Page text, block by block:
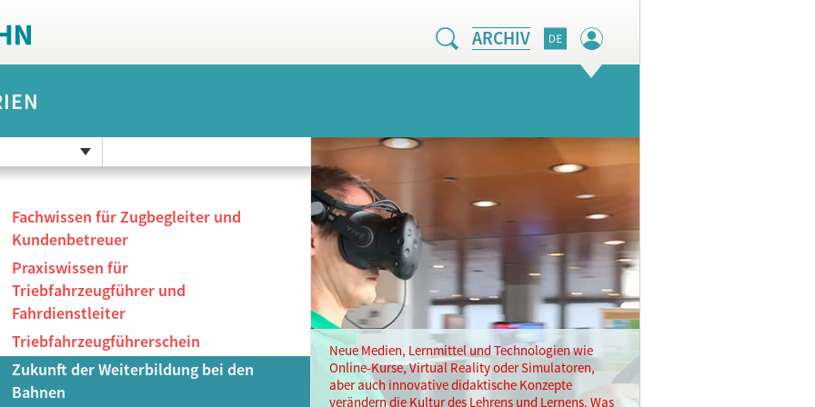
ARCHIV
Fachwissen für Zugbegleiter und
Kundenbetreuer
Praxiswissen für
Triebfahrzeugführer und
Fahrdienstleiter
Triebfahrzeugführerschein
Zukunft der Weiterbildung bei den
Bahnen
Neue Medien, Lernmittel und Technologien wie
Online-Kurse, Virtual Reality oder Simulatoren,
aber auch innovative didaktische Konzepte
verändern die Kultur des Lehrens und Lernens. Was